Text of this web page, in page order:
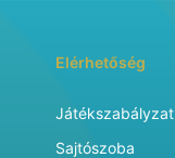
Elérhetőség
Játékszabályzat
Sajtószoba